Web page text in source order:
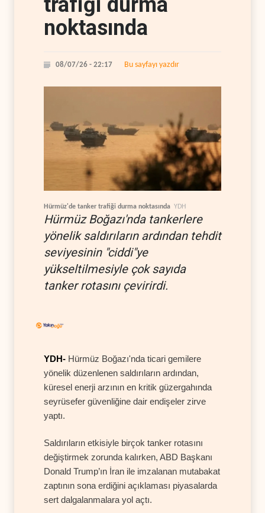
noktasında
08/07/26 - 22:17 Bu sayfayı yazdır
Hürmüz'de tanker trafiği durma noktasında YDH
Hürmüz Boğazı'nda tankerlere
yönelik saldırıların ardından tehdit
seviyesinin "ciddi"ye
yükseltilmesiyle çok sayıda
tanker rotasını çevirirdi.
YDH- Hürmüz Boğazı'nda ticari gemilere
yönelik düzenlenen saldırıların ardından,
küresel enerji arzının en kritik güzergahında
seyrüsefer güvenliğine dair endişeler zirve
yaptı.
Saldırıların etkisiyle birçok tanker rotasını
değiştirmek zorunda kalırken, ABD Başkanı
Donald Trump’ın İran ile imzalanan mutabakat
zaptının sona erdiğini açıklaması piyasalarda
sert dalgalanmalara yol açtı.